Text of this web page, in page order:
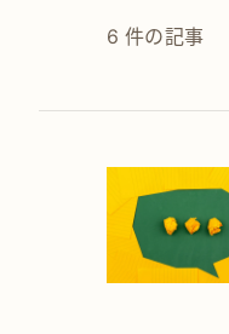
6 件の記事